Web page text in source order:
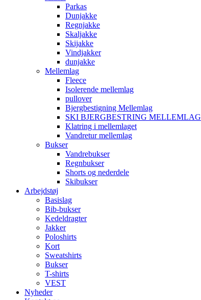
Parkas
Dunjakke
Regnjakke
Skaljakke
Skijakke
Vindjakker
dunjakke
Mellemlag
Fleece
Isolerende mellemlag
pullover
Bjergbestigning Mellemlag
SKI BJERGBESTRING MELLEMLAG
Klatring i mellemlaget
Vandretur mellemlag
Bukser
Vandrebukser
Regnbukser
Shorts og nederdele
Skibukser
Arbejdstøj
Basislag
Bib-bukser
Kedeldragter
Jakker
Poloshirts
Kort
Sweatshirts
Bukser
T-shirts
VEST
Nyheder